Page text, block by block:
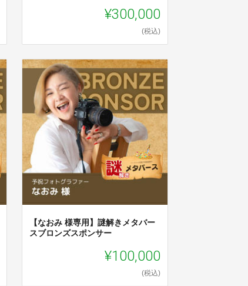
¥300,000
(税込)
【なおみ 様専用】謎解きメタバー
スブロンズスポンサー
¥100,000
(税込)